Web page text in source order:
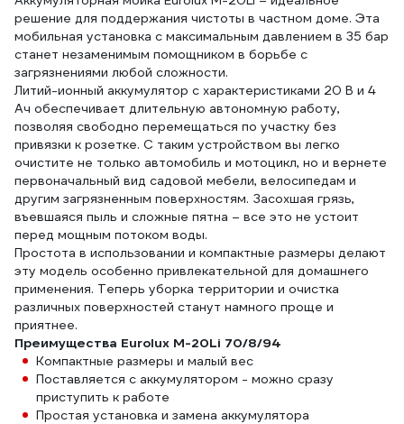
решение для поддержания чистоты в частном доме. Эта
мобильная установка с максимальным давлением в 35 бар
станет незаменимым помощником в борьбе с
загрязнениями любой сложности.
Литий-ионный аккумулятор с характеристиками 20 В и 4
Ач обеспечивает длительную автономную работу,
позволяя свободно перемещаться по участку без
привязки к розетке. С таким устройством вы легко
очистите не только автомобиль и мотоцикл, но и вернете
первоначальный вид садовой мебели, велосипедам и
другим загрязненным поверхностям. Засохшая грязь,
въевшаяся пыль и сложные пятна – все это не устоит
перед мощным потоком воды.
Простота в использовании и компактные размеры делают
эту модель особенно привлекательной для домашнего
применения. Теперь уборка территории и очистка
различных поверхностей станут намного проще и
приятнее.
Преимущества Eurolux M-20Li 70/8/94
Компактные размеры и малый вес
Поставляется с аккумулятором - можно сразу
приступить к работе
Простая установка и замена аккумулятора